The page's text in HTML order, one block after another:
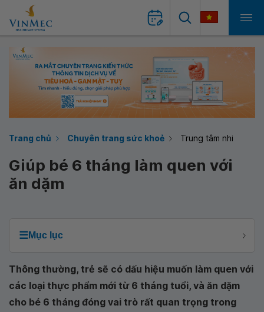
Trang chủ Chuyên trang sức khoẻ Trung tâm nhi
Giúp bé 6 tháng làm quen với
ăn dặm
☰Mục lục
Thông thường, trẻ sẽ có dấu hiệu muốn làm quen với
các loại thực phẩm mới từ 6 tháng tuổi, và ăn dặm
cho bé 6 tháng đóng vai trò rất quan trọng trong